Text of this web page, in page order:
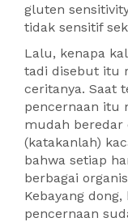
gluten
tidak sensitif
Lalu, kenapa
tadi disebut itu
ceritanya. Saat
pencernaan itu
mudah beredar
(katakanlah)
bahwa setiap
berbagai
Kebayang
pencernaan